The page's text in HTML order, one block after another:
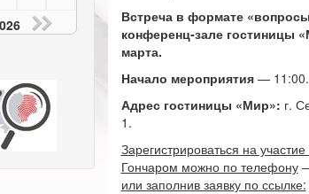
Встреча в формате
конференц-зале гостиницы
марта.
Начало мероприятия— 11:00.
Адрес гостиницы «Мир»: г.
1.
Зарегистрироваться на
Гончаром можно по телефону—
или заполнив заявку по ссылке: